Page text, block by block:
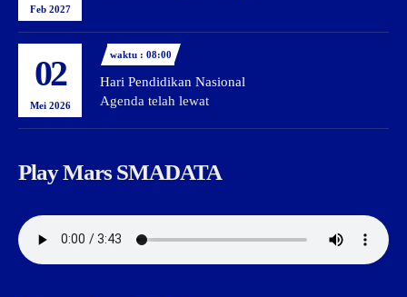
Feb 2027
02
Mei 2026
waktu : 08:00
Hari Pendidikan Nasional
Agenda telah lewat
Play Mars SMADATA